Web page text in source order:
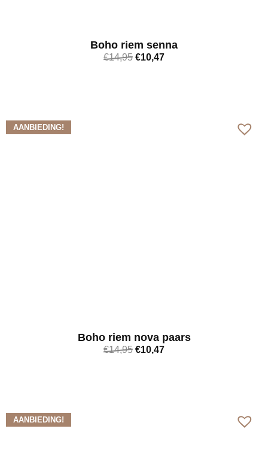
Boho riem senna
€14,95 €10,47
AANBIEDING!
Boho riem nova paars
€14,95 €10,47
AANBIEDING!